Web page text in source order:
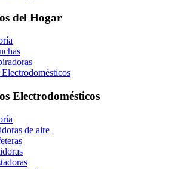
del Hogar
Electrodomésticos
Electrodomésticos
de aire